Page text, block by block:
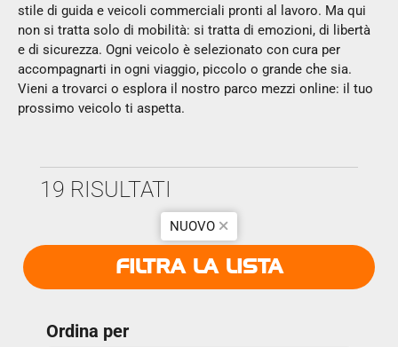
stile di guida e veicoli commerciali pronti al lavoro. Ma qui
non si tratta solo di mobilità: si tratta di emozioni, di libertà
e di sicurezza. Ogni veicolo è selezionato con cura per
accompagnarti in ogni viaggio, piccolo o grande che sia.
Vieni a trovarci o esplora il nostro parco mezzi online: il tuo
prossimo veicolo ti aspetta.
19 RISULTATI
NUOVO
FILTRA LA LISTA
Scegli una o più alimentazioni
Anno A
Ordina per